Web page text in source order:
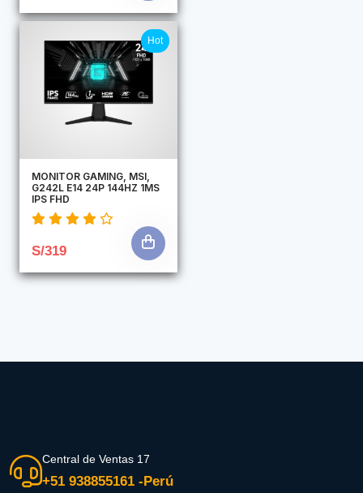
Hot
MONITOR GAMING, MSI,
G242L E14 24P 144HZ 1MS
IPS FHD
S/319
Central de Ventas 17
+51 938855161 -Perú